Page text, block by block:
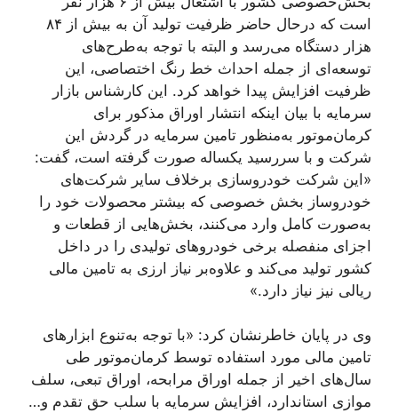
است که درحال ‌حاضر ظرفیت تولید آن به بیش از ۸۴
هزار دستگاه می‌رسد و البته با توجه به‌طرح‌های
توسعه‌ای از جمله احداث خط رنگ اختصاصی، این
ظرفیت افزایش پیدا خواهد کرد. این کارشناس بازار
سرمایه با بیان اینکه انتشار اوراق مذکور برای
کرمان‌موتور به‌منظور تامین سرمایه در گردش این
شرکت و با سررسید یکساله صورت گرفته است، گفت:
«این شرکت خودروسازی برخلاف سایر شرکت‌های
خودروساز بخش خصوصی که بیشتر محصولات خود را
به‌صورت کامل وارد می‌کنند، بخش‌هایی از قطعات و
اجزای منفصله برخی خودروهای تولیدی را در داخل
کشور تولید می‌کند و علاوه‌بر نیاز ارزی به تامین مالی
ریالی نیز نیاز دارد.»
وی در پایان خاطرنشان کرد: «با توجه به‌تنوع ابزارهای
تامین مالی مورد استفاده توسط کرمان‌موتور طی
سال‌های اخیر از جمله اوراق مرابحه، اوراق تبعی، سلف
موازی استاندارد، افزایش سرمایه با سلب حق تقدم و…